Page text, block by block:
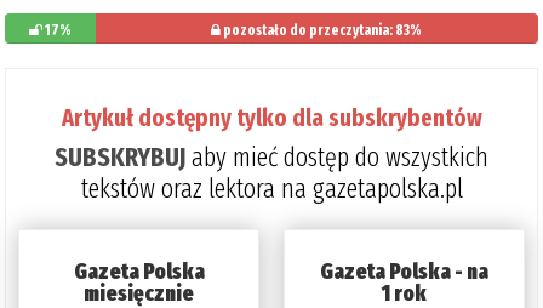
17% pozostało do przeczytania: 83%
Artykuł dostępny tylko dla subskrybentów
SUBSKRYBUJaby mieć dostęp do wszystkich
tekstów oraz lektora na gazetapolska.pl
Gazeta Polska
miesięcznie
Gazeta Polska - na
1 rok